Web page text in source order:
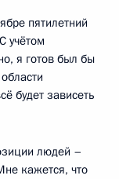
пятилетний
учётом
я готов был бы
будет зависеть
людей –
кажется, что